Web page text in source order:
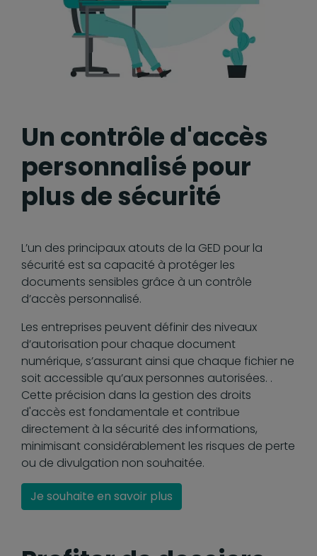
Un contrôle d'accès
personnalisé pour
plus de sécurité
L’un des principaux atouts de la GED pour la
sécurité est sa capacité à protéger les
documents sensibles grâce à un contrôle
d’accès personnalisé.
Les entreprises peuvent définir des niveaux
d’autorisation pour chaque document
numérique, s’assurant ainsi que chaque fichier ne
soit accessible qu’aux personnes autorisées. .
Cette précision dans la gestion des droits
d'accès est fondamentale et contribue
directement à la sécurité des informations,
minimisant considérablement les risques de perte
ou de divulgation non souhaitée.
Je souhaite en savoir plus